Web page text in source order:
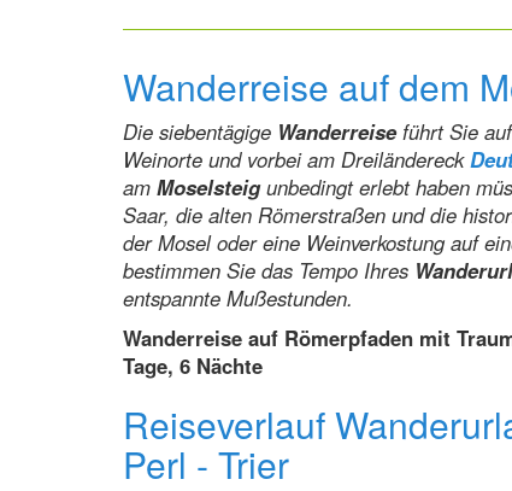
Wanderreise auf dem
Die siebentägige Wanderreiseführt Sie
Weinorte und vorbei am Dreiländereck
am Moselsteigunbedingt erlebt haben
Saar, die alten Römerstraßen und die
der Mosel oder eine Weinverkostung auf
bestimmen Sie das Tempo Ihres
entspannte Mußestunden.
Wanderreise auf Römerpfaden mit
Tage, 6 Nächte
Reiseverlauf
Perl - Trier